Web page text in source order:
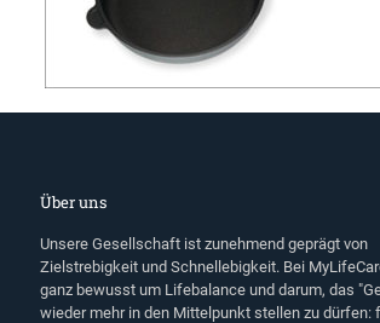
Über uns
Unsere Gesellschaft ist zunehmend geprägt von
Zielstrebigkeit und Schnellebigkeit. Bei
ganz bewusst um Lifebalance und darum, das
wieder mehr in den Mittelpunkt stellen zu dürfen: